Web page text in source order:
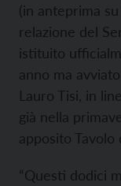
(in anteprima
relazione del
istituito
anno ma
Lauro Tisi, in
già nella
apposito Tavolo
“Questi dodici